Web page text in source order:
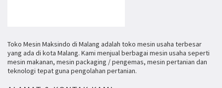
Toko Mesin Maksindo di Malang adalah toko mesin usaha terbesar
yang ada di kota Malang. Kami menjual berbagai mesin usaha seperti
mesin makanan, mesin packaging / pengemas, mesin pertanian dan
teknologi tepat guna pengolahan pertanian.